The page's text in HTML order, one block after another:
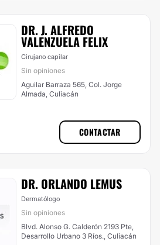
DR. J. ALFREDO
VALENZUELA FELIX
Cirujano capilar
Sin opiniones
Aguilar Barraza 565, Col. Jorge
Almada, Culiacán
CONTACTAR
DR. ORLANDO LEMUS
Dermatólogo
Sin opiniones
Blvd. Alonso G. Calderón 2193 Pte,
Desarrollo Urbano 3 Ríos., Culiacán